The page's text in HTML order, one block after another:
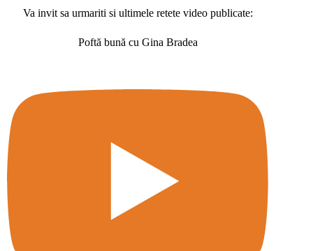
Va invit sa urmariti si ultimele retete video publicate:
Poftă bună cu Gina Bradea